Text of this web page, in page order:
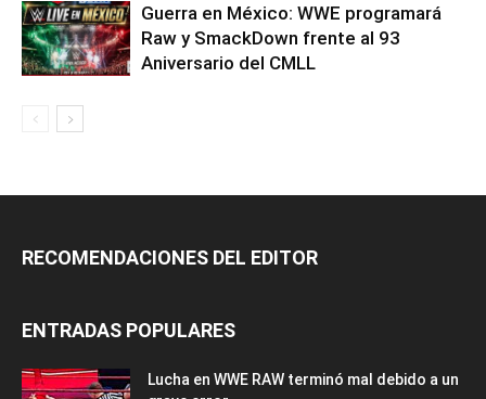
Guerra en México: WWE programará
Raw y SmackDown frente al 93
Aniversario del CMLL
RECOMENDACIONES DEL EDITOR
ENTRADAS POPULARES
Lucha en WWE RAW terminó mal debido a un